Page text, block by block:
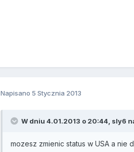
Napisano 5 Stycznia 2013
W dniu 4.01.2013 o 20:44, sly6
mozesz zmienic status w USA a nie